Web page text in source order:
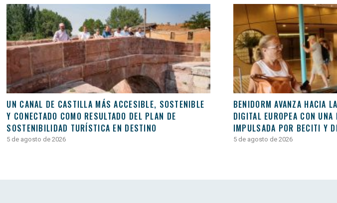
UN CANAL DE CASTILLA MÁS ACCESIBLE, SOSTENIBLE
Y CONECTADO COMO RESULTADO DEL PLAN DE
SOSTENIBILIDAD TURÍSTICA EN DESTINO
5 de agosto de 2026
BENIDORM AVANZA HACIA
DIGITAL EUROPEA CON UNA
IMPULSADA POR BECITI Y
5 de agosto de 2026